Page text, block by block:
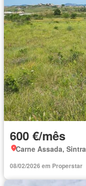
600 €/mês
Carne Assada, Sintra
08/02/2026 em Properstar